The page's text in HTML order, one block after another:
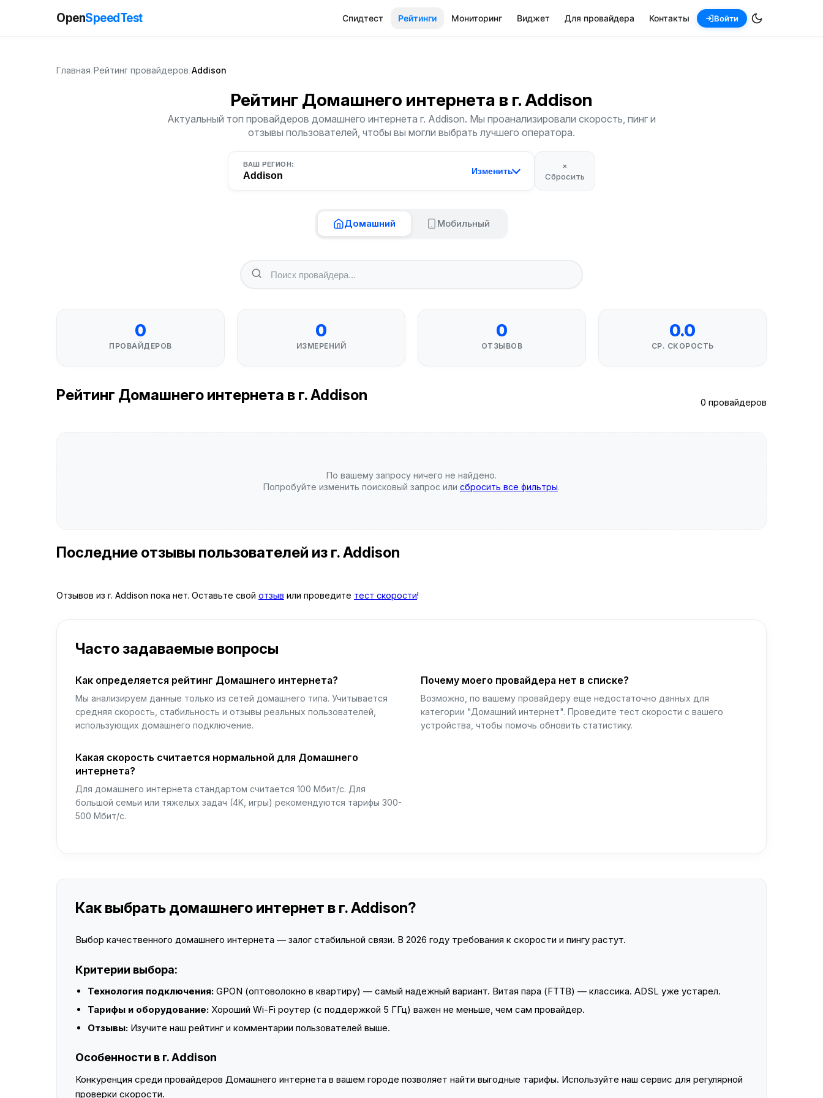
OpenSpeedTest Спидтест Рейтинги Мониторинг Виджет Для провайдера Контакты Войти
Главная Рейтинг провайдеров Addison
Рейтинг Домашнего интернета в г. Addison
Актуальный топ провайдеров домашнего интернета г. Addison. Мы проанализировали скорость, пинг и
отзывы пользователей, чтобы вы могли выбрать лучшего оператора.
ВАШ РЕГИОН:
Addison Изменить
×
Сбросить
Домашний Мобильный
0
ПРОВАЙДЕРОВ
0
ИЗМЕРЕНИЙ
0
ОТЗЫВОВ
0.0
СР. СКОРОСТЬ
Рейтинг Домашнего интернета в г. Addison 0 провайдеров
По вашему запросу ничего не найдено.
Попробуйте изменить поисковый запрос или сбросить все фильтры.
Последние отзывы пользователей из г. Addison
Отзывов из г. Addison пока нет. Оставьте свой отзыв или проведите тест скорости!
Часто задаваемые вопросы
Как определяется рейтинг Домашнего интернета?
Мы анализируем данные только из сетей домашнего типа. Учитывается
средняя скорость, стабильность и отзывы реальных пользователей,
использующих домашнего подключение.
Почему моего провайдера нет в списке?
Возможно, по вашему провайдеру еще недостаточно данных для
категории "Домашний интернет". Проведите тест скорости с вашего
устройства, чтобы помочь обновить статистику.
Какая скорость считается нормальной для Домашнего
интернета?
Для домашнего интернета стандартом считается 100 Мбит/с. Для
большой семьи или тяжелых задач (4K, игры) рекомендуются тарифы 300-
500 Мбит/с.
Как выбрать домашнего интернет в г. Addison?
Выбор качественного домашнего интернета — залог стабильной связи. В 2026 году требования к скорости и пингу растут.
Критерии выбора:
Технология подключения: GPON (оптоволокно в квартиру) — самый надежный вариант. Витая пара (FTTB) — классика. ADSL уже устарел.
Тарифы и оборудование: Хороший Wi-Fi роутер (с поддержкой 5 ГГц) важен не меньше, чем сам провайдер.
Отзывы: Изучите наш рейтинг и комментарии пользователей выше.
Особенности в г. Addison
Конкуренция среди провайдеров Домашнего интернета в вашем городе позволяет найти выгодные тарифы. Используйте наш сервис для регулярной
проверки скорости.